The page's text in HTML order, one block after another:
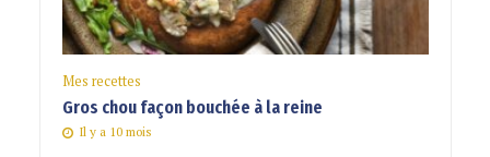
Mes recettes
Gros chou façon bouchée à la reine
Il y a 10 mois